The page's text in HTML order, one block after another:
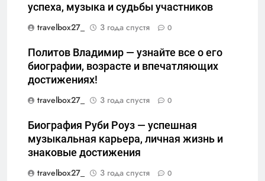
успеха, музыка и судьбы участников
travelbox27_
3 года спустя 0
Политов Владимир — узнайте все о его
биографии, возрасте и впечатляющих
достижениях!
travelbox27_
3 года спустя 0
Биография Руби Роуз — успешная
музыкальная карьера, личная жизнь и
знаковые достижения
travelbox27_
3 года спустя 0